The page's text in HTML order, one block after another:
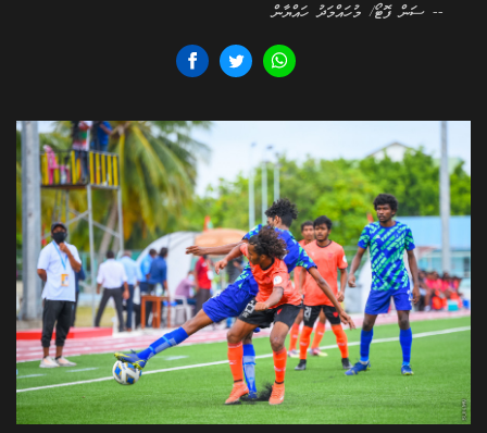
-- ސަން ފޮޓޯ/ މުހައްމަދު ހައްޔާން